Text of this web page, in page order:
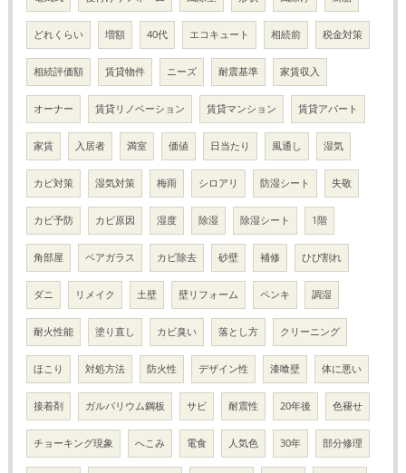
どれくらい 増額 40代 エコキュート 相続前 税金対策
相続評価額 賃貸物件 ニーズ 耐震基準 家賃収入
オーナー 賃貸リノベーション 賃貸マンション 賃貸アパート
家賃 入居者 満室 価値 日当たり 風通し 湿気
カビ対策 湿気対策 梅雨 シロアリ 防湿シート 失敬
カビ予防 カビ原因 湿度 除湿 除湿シート 1階
角部屋 ペアガラス カビ除去 砂壁 補修 ひび割れ
ダニ リメイク 土壁 壁リフォーム ペンキ 調湿
耐火性能 塗り直し カビ臭い 落とし方 クリーニング
ほこり 対処方法 防火性 デザイン性 漆喰壁 体に悪い
接着剤 ガルバリウム鋼板 サビ 耐震性 20年後 色褪せ
チョーキング現象 へこみ 電食 人気色 30年 部分修理